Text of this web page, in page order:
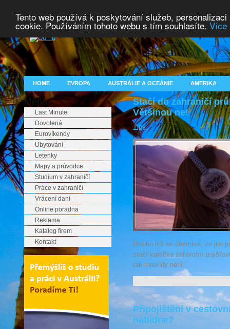
Tento web používá k poskytování služeb,
cookie. Používáním tohoto webu s tím souhlasíte. Více
HOME EVROPA AUSTRÁLIE A OCEÁNIE AMERIKA
Menu
Last Minute
Dovolená
Eurovíkendy
Ubytování
Letenky
Mapy a průvodce
Studium v zahraničí
Práce v zahraničí
Vrácení daní
Online poradna
Reklama
Katalog firem
Kontakt
Stačí do zahraničí
Většinou ne!
Tipy
Mnoho lidí se domnívá, že jim
stačí kartička zdravotní
tak mnohdy není.
Připojištění v
nabídne?